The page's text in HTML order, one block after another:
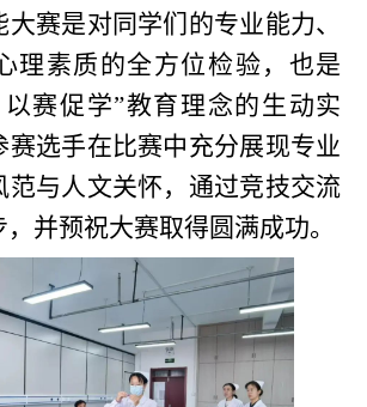
赛是对同学们的专业能力、
理素质的全方位检验，也是
赛促学”教育理念的生动实
赛选手在比赛中充分展现专业
范与人文关怀，通过竞技交流
并预祝大赛取得圆满成功。